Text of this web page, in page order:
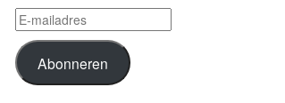
E-
mailadres
Abonneren